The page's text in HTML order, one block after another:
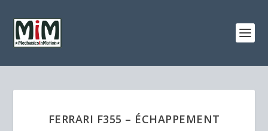
FERRARI F355 – ÉCHAPPEMENT